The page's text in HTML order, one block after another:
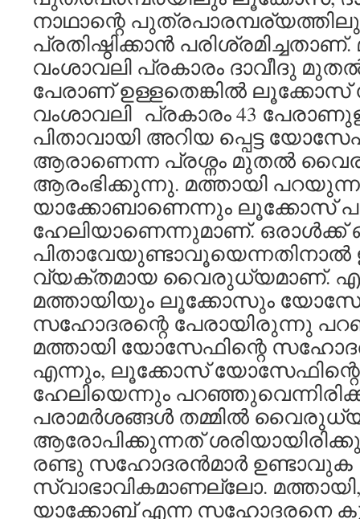
നാഥാന്റെ
പ്രതിഷ്ഠിക്കാന്‍
വംശാവലി പ്രകാരം ദാവീദു
പേരാണ് ഉള്ളതെങ്കില്‍
വംശാവലി പ്രകാരം 43
പിതാവായി അറിയ പ്പെട്ട
ആരാണെന്ന പ്രശ്നം മുതല്‍
ആരംഭിക്കുന്നു. മത്തായി
യാക്കോബാണെന്നും ലൂക്കോസ്
ഹേലിയാണെന്നുമാണ്. ഒരാള്‍ക്ക്
വ്യക്തമായ വൈരുധ്യമാണ്.
മത്തായിയും ലൂക്കോസും
സഹോദരന്റെ പേരായിരുന്നു
മത്തായി യോസേഫിന്റെ
എന്നും, ലൂക്കോസ്
ഹേലിയെന്നും
പരാമര്‍ശങ്ങള്‍ തമ്മില്‍
ആരോപിക്കുന്നത്
രണ്ടു സഹോദരന്‍മാര്‍ ഉണ്ടാവുക
സ്വാഭാവികമാണല്ലോ.
യാക്കോബ് എന്ന സഹോദരനെ